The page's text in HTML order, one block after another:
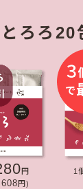
とろろ20
円
円)
1